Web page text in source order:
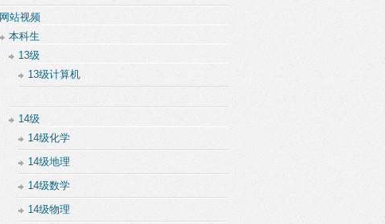
网站视频
本科生
13级
13级计算机
14级
14级化学
14级地理
14级数学
14级物理